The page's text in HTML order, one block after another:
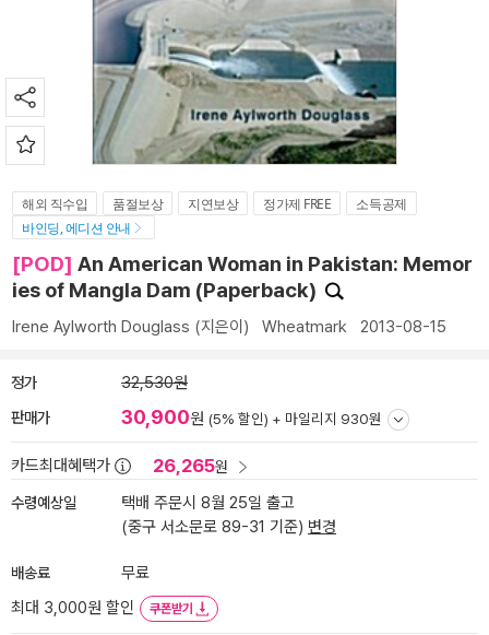
해외 직수입 품절보상 지연보상 정가제 FREE
소득공제
바인딩, 에디션 안내
[POD] An American Woman in Pakistan: Memor
ies of Mangla Dam (Paperback)
Irene Aylworth Douglass (지은이) Wheatmark 2013-08-15
정가 32,530원
판매가 30,900원 (5% 할인) + 마일리지 930원
카드최대혜택가 26,265원
수령예상일
택배 주문시 8월 25일 출고
(중구 서소문로 89-31 기준) 변경
배송료
무료
최대 3,000원 할인
쿠폰받기